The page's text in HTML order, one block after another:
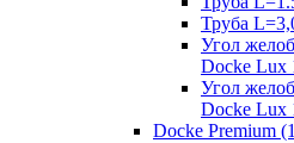
Труба
Угол
Docke Lux
Угол
Docke Lux
Docke Premium